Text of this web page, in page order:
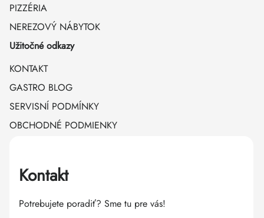
PIZZÉRIA
NEREZOVÝ NÁBYTOK
Užitočné odkazy
KONTAKT
GASTRO BLOG
SERVISNÍ PODMÍNKY
OBCHODNÉ PODMIENKY
Kontakt
Potrebujete poradiť? Sme tu pre vás!